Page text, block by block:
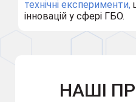
технічні експерименти,
інновацій у сфері ГБО.
НАШІ